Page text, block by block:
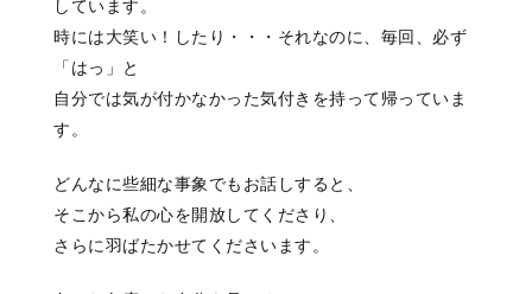
しています。
時には大笑い！したり・・・それなのに、毎回、必ず
「はっ」と
自分では気が付かなかった気付きを持って帰っていま
す。
どんなに些細な事象でもお話しすると、
そこから私の心を開放してくださり、
さらに羽ばたかせてくださいます。